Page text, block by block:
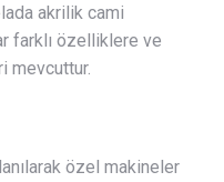
akrilik cami
farklı özelliklere ve
mevcuttur.
özel makineler